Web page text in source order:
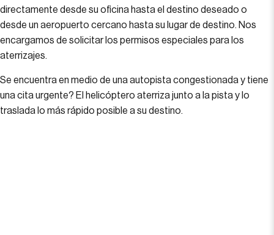
directamente desde su oficina hasta el destino deseado o
desde un aeropuerto cercano hasta su lugar de destino. Nos
encargamos de solicitar los permisos especiales para los
aterrizajes.
Se encuentra en medio de una autopista congestionada y tiene
una cita urgente? El helicóptero aterriza junto a la pista y lo
traslada lo más rápido posible a su destino.